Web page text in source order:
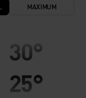
MAXIMUM
30°
25°